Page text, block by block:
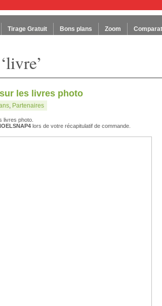
Tirage Gratuit Bons plans Zoom
les livres photo
, Partenaires
livres photo.
lors de votre récapitulatif de commande.